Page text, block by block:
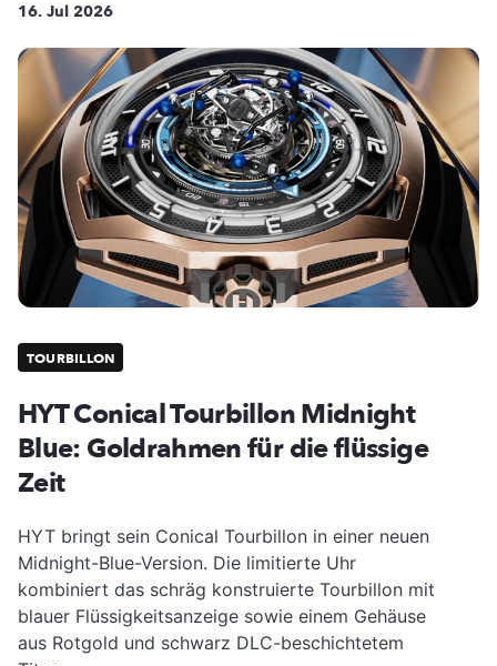
16. Jul 2026
TOURBILLON
HYT Conical Tourbillon Midnight
Blue: Goldrahmen für die flüssige
Zeit
HYT bringt sein Conical Tourbillon in einer neuen
Midnight-Blue-Version. Die limitierte Uhr
kombiniert das schräg konstruierte Tourbillon mit
blauer Flüssigkeitsanzeige sowie einem Gehäuse
aus Rotgold und schwarz DLC-beschichtetem